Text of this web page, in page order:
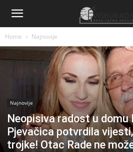
Home Najnovije
Najnovije
Neopisiva radost u domu
Pjevačica potvrdila
trojke! Otac Rade ne